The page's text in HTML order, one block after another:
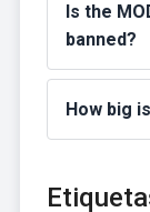
Is the
banned?
How big